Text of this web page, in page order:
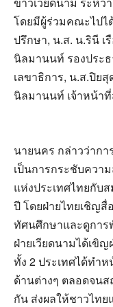
โดยมีผู้ร่วมคณะไป
ปรึกษา, น.ส. น.รินี
นิลมานนท์ รองประ
เลขาธิการ, น.ส.ปิย
นิลมานนท์ เจ้าหน้า
นายนคร กล่าวว่ากา
เป็นการกระชับคว
แห่งประเทศไทยกับ
ปี โดยฝ่ายไทยเชิญสื่
ทัศนศึกษาและดูการ
ฝ่ายเวียดนามได้เขิ
ทั้ง 2 ประเทศได้ทำ
ด้านต่างๆ ตลอดจน
กัน ส่งผลให้ชาวไทย